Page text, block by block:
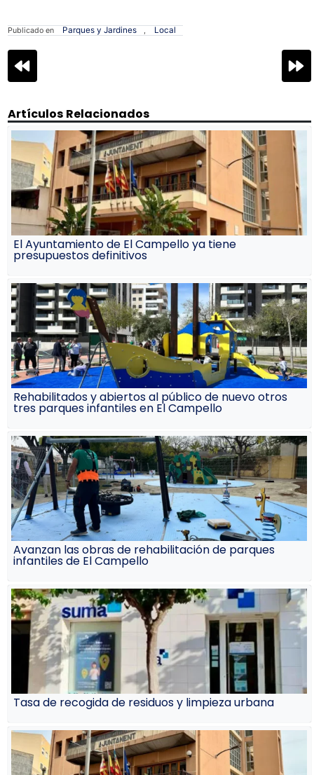
Publicado en Parques y Jardines , Local
Navegación
de
Artículos Relacionados
El Ayuntamiento de El Campello ya tiene
presupuestos definitivos
Rehabilitados y abiertos al público de nuevo otros
tres parques infantiles en El Campello
Avanzan las obras de rehabilitación de parques
infantiles de El Campello
Tasa de recogida de residuos y limpieza urbana